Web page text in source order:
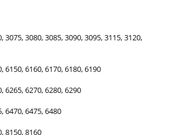
3075, 3080, 3085, 3090, 3095, 3115, 3120,
6150, 6160, 6170, 6180, 6190
6265, 6270, 6280, 6290
6470, 6475, 6480
8150, 8160